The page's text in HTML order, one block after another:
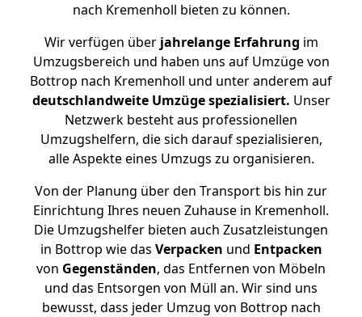
nach Kremenholl bieten zu können.
Wir verfügen überjahrelange Erfahrung im
Umzugsbereich und haben uns auf Umzüge von
Bottrop nach Kremenholl und unter anderem auf
deutschlandweite Umzüge spezialisiert. Unser
Netzwerk besteht aus professionellen
Umzugshelfern, die sich darauf spezialisieren,
alle Aspekte eines Umzugs zu organisieren.
Von der Planung über den Transport bis hin zur
Einrichtung Ihres neuen Zuhause in Kremenholl.
Die Umzugshelfer bieten auch Zusatzleistungen
in Bottrop wie das Verpacken und Entpacken
von Gegenständen, das Entfernen von Möbeln
und das Entsorgen von Müll an. Wir sind uns
bewusst, dass jeder Umzug von Bottrop nach